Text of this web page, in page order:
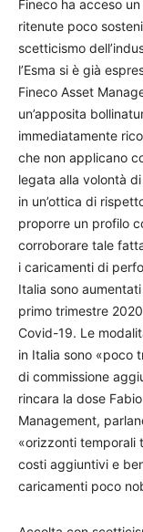
Fineco ha acceso
ritenute poco
scetticismo
l’Esma si è già
Fineco Asset
un’apposita
immediatamente
che non applicano
legata alla volontà
in un’ottica di
proporre un profilo
corroborare tale
i caricamenti di
Italia sono
primo trimestre
Covid-19. Le
in Italia sono «poco
di commissione
rincara la dose
Management,
«orizzonti temporali
costi aggiuntivi e
caricamenti poco